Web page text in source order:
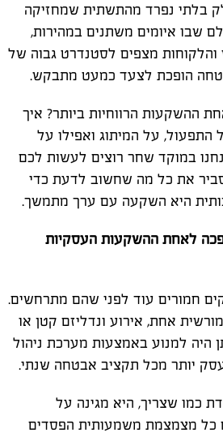
בלתי נפרד מהתשתית שמחזיקה
שבו איומים משתנים במהירות,
והלקוחות מצפים לסטנדרט גבוה של
הופכת לצעד כמעט מתבקש.
ההשקעות הרווחיות ביותר? איך
התפעול, על המיתוג ואפילו על
במוקד שחר רוצים לעשות לכם
את כל מה שחשוב לדעת כדי
היא השקעה עם ערך מתמשך.
לאחת ההשקעות העסקיות
חמורים עוד לפני שהם מתרחשים.
אחת, אירוע ונדליזם קטן או
היה למנוע באמצעות מערכת ניהול
יותר מכל תקציב אבטחה שנתי.
כמו שצריך, היא מגינה על
כל מצמצמת משמעותית הפסדים